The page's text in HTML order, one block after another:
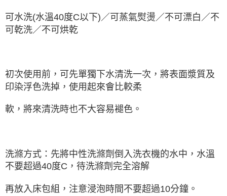
可水洗(水溫40度C以下)／可蒸氣熨燙／不可漂白／不
可乾洗／不可烘乾
初次使用前，可先單獨下水清洗一次，將表面漿質及
印染浮色洗掉，使用起來會比較柔
軟，將來清洗時也不大容易褪色。
洗滌方式：先將中性洗滌劑倒入洗衣機的水中，水溫
不要超過40度C，待洗滌劑完全溶解
再放入床包組，注意浸泡時間不要超過10分鐘。